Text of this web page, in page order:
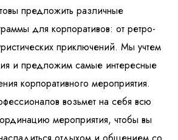
предложить различные
для корпоративов: от ретро-
приключений. Мы учтем
и предложим самые интересные
корпоративного мероприятия.
возьмет на себя всю
мероприятия, чтобы вы